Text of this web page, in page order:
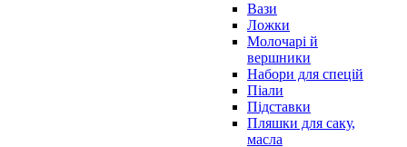
Вази
Ложки
Молочарі й
вершники
Набори для спецій
Піали
Підставки
Пляшки для саку,
масла